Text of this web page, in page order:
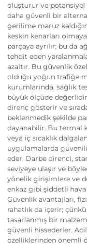
oluşturur ve
daha güvenli bir
gerilime maruz
keskin kenarları
parçaya ayrılır; bu da
tehdit eden
azaltır. Bu güvenlik
olduğu yoğun trafiğe
kurumlarında, sağlık
büyük ölçüde
direnç gösterir ve
beklenmedik şekilde
dayanabilir. Bu termal
veya iç sıcaklık
uygulamalarda
eder. Darbe direnci,
seviyeye ulaşır ve
yönelik girişimlere ve
enkaz gibi şiddetli hava
Güvenlik avantajları,
rahatlık da içerir;
tasarlanmış bir
güvenli hissederler.
özelliklerinden önemli